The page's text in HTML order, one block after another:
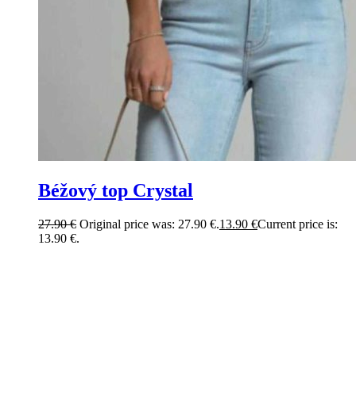
Béžový top Crystal
27.90€ Original price was: 27.90 €.13.90 €Current price is:
13.90 €.